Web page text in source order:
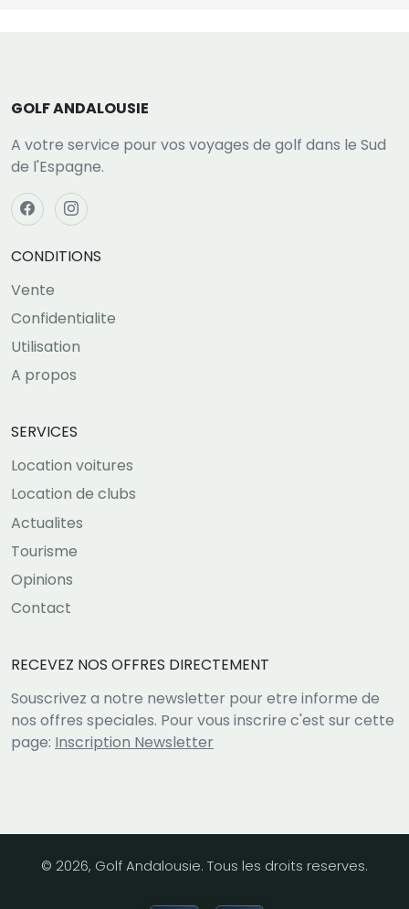
GOLF ANDALOUSIE
A votre service pour vos voyages de golf dans le Sud
de l'Espagne.
CONDITIONS
Vente
Confidentialite
Utilisation
A propos
SERVICES
Location voitures
Location de clubs
Actualites
Tourisme
Opinions
Contact
RECEVEZ NOS OFFRES DIRECTEMENT
Souscrivez a notre newsletter pour etre informe de
nos offres speciales. Pour vous inscrire c'est sur cette
page: Inscription Newsletter
© 2026, Golf Andalousie. Tous les droits reserves.